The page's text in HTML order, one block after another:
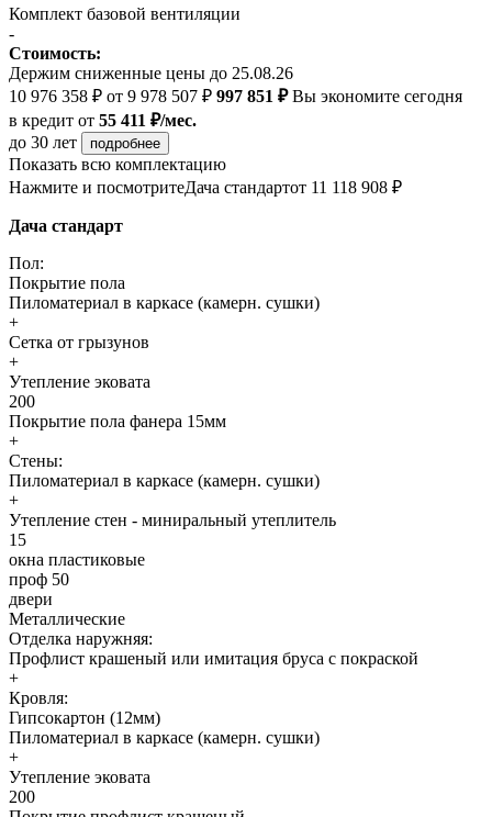
Комплект базовой вентиляции
-
Стоимость:
Держим сниженные цены до 25.08.26
10 976 358 ₽ от 9 978 507 ₽ 997 851 ₽Вы экономите сегодня
в кредит от 55 411 ₽/мес.
до 30 лет
подробнее
Показать всю комплектацию
Нажмите и посмотритеДача стандартот 11 118 908 ₽
Дача стандарт
Пол:
Покрытие пола
Пиломатериал в каркасе (камерн. сушки)
+
Сетка от грызунов
+
Утепление эковата
200
Покрытие пола фанера 15мм
+
Стены:
Пиломатериал в каркасе (камерн. сушки)
+
Утепление стен - миниральный утеплитель
15
окна пластиковые
проф 50
двери
Металлические
Отделка наружняя:
Профлист крашеный или имитация бруса с покраской
+
Кровля:
Гипсокартон (12мм)
Пиломатериал в каркасе (камерн. сушки)
+
Утепление эковата
200